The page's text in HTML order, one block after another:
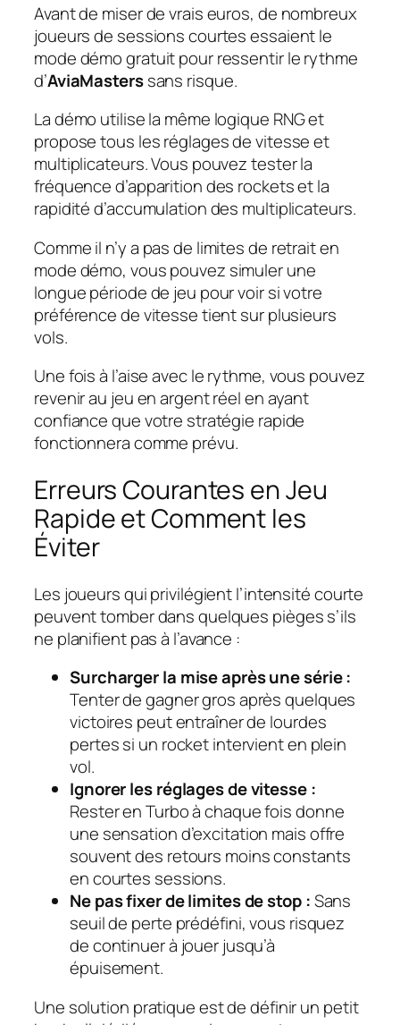
Avant de miser de vrais euros, de nombreux
joueurs de sessions courtes essaient le
mode démo gratuit pour ressentir le rythme
d’AviaMasterssans risque.
La démo utilise la même logique RNG et
propose tous les réglages de vitesse et
multiplicateurs. Vous pouvez tester la
fréquence d’apparition des rockets et la
rapidité d’accumulation des multiplicateurs.
Comme il n’y a pas de limites de retrait en
mode démo, vous pouvez simuler une
longue période de jeu pour voir si votre
préférence de vitesse tient sur plusieurs
vols.
Une fois à l’aise avec le rythme, vous pouvez
revenir au jeu en argent réel en ayant
confiance que votre stratégie rapide
fonctionnera comme prévu.
Erreurs Courantes en Jeu
Rapide et Comment les
Éviter
Les joueurs qui privilégient l’intensité courte
peuvent tomber dans quelques pièges s’ils
ne planifient pas à l’avance :
Surcharger la mise après une série :
Tenter de gagner gros après quelques
victoires peut entraîner de lourdes
pertes si un rocket intervient en plein
vol.
Ignorer les réglages de vitesse :
Rester en Turbo à chaque fois donne
une sensation d’excitation mais offre
souvent des retours moins constants
en courtes sessions.
Ne pas fixer de limites de stop :Sans
seuil de perte prédéfini, vous risquez
de continuer à jouer jusqu’à
épuisement.
Une solution pratique est de définir un petit